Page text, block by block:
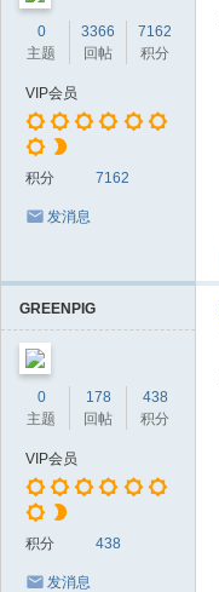
0
主题
3366
回帖
7162
积分
VIP会员
积分 7162
发消息
GREENPIG
0
主题
178
回帖
438
积分
VIP会员
积分 438
发消息